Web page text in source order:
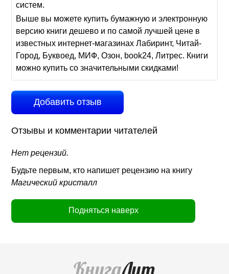
систем.
Выше вы можете купить бумажную и электронную
версию книги дешево и по самой лучшей цене в
известных интернет-магазинах Лабиринт, Читай-
Город, Буквоед, МИФ, Озон, book24, Литрес. Книги
можно купить со значительными скидками!
Добавить отзыв
Отзывы и комментарии читателей
Нет рецензий.
Будьте первым, кто напишет рецензию на книгу
Магический кристалл
Подняться наверх